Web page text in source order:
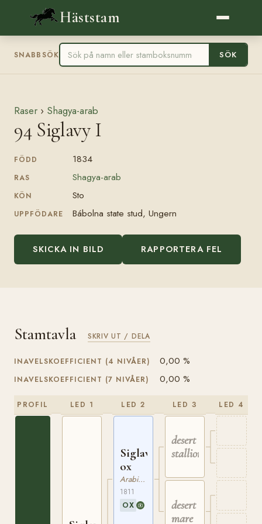
Häststam
SNABBSÖK SÖK
Raser › Shagya-arab
94 Siglavy I
FÖDD 1834
RAS Shagya-arab
KÖN Sto
UPPFÖDARE Bábolna state stud, Ungern
SKICKA IN BILD RAPPORTERA FEL
Stamtavla SKRIV UT / DELA
INAVELSKOEFFICIENT (4 NIVÅER) 0,00 %
INAVELSKOEFFICIENT (7 NIVÅER) 0,00 %
PROFIL LED 1 LED 2
Siglavy
ox
Arabiskt Fullblod
1811
OX
LED 3
desert
stallion
desert
mare
LED 4